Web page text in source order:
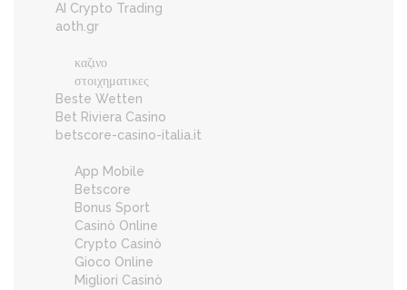
AI Crypto Trading
aoth.gr
καζινο
στοιχηματικες
Beste Wetten
Bet Riviera Casino
betscore-casino-italia.it
App Mobile
Betscore
Bonus Sport
Casinò Online
Crypto Casinò
Gioco Online
Migliori Casinò